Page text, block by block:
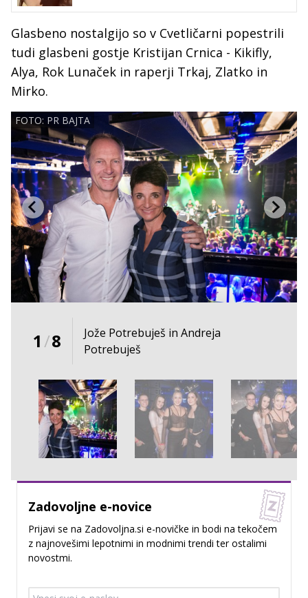
Glasbeno nostalgijo so v Cvetličarni popestrili
tudi glasbeni gostje Kristijan Crnica - Kikifly,
Alya, Rok Lunaček in raperji Trkaj, Zlatko in
Mirko.
FOTO: PR BAJTA
1/8
Jože Potrebuješ in Andreja
Potrebuješ
Zadovoljne e-novice
Prijavi se na Zadovoljna.si e-novičke in bodi na tekočem
z najnovešimi lepotnimi in modnimi trendi ter ostalimi
novostmi.